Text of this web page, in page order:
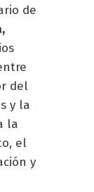
de
del
y la
la
el
y